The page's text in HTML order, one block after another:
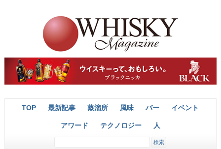
TOP 最新記事 蒸溜所 風味 バー イベント
アワード テクノロジー 人